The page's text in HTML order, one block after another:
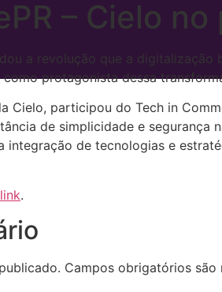
– Cielo
a revolução que a
protagonista dessa
Cielo, participou do Tech in
de simplicidade e
integração de tecnologias e
link.
Campos obrigatórios são